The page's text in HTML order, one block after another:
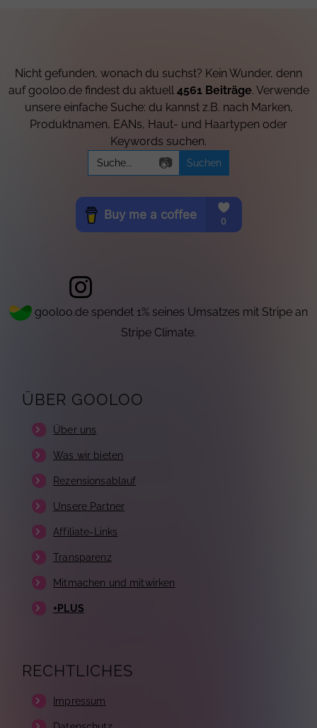
Nicht gefunden, wonach du suchst? Kein Wunder, denn
auf gooloo.de findest du aktuell 4561 Beiträge. Verwende
unsere einfache Suche: du kannst z.B. nach Marken,
Produktnamen, EANs, Haut- und Haartypen oder
Keywords suchen.
Search
for:
📷
gooloo.de spendet 1% seines Umsatzes mit Stripe an
Stripe Climate.
ÜBER GOOLOO
Über uns
Was wir bieten
Rezensionsablauf
Unsere Partner
Affiliate-Links
Transparenz
Mitmachen und mitwirken
+PLUS
RECHTLICHES
Impressum